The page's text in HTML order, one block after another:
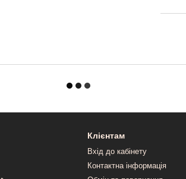
Клієнтам
Вхід до кабінету
Контактна інформація